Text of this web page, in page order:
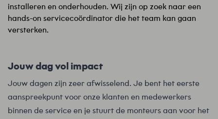
installeren en onderhouden. Wij zijn op zoek naar een
hands-on servicecoördinator die het team kan gaan
versterken.
Jouw dag vol impact
Jouw dagen zijn zeer afwisselend. Je bent het eerste
aanspreekpunt voor onze klanten en medewerkers
binnen de service en je stuurt de monteurs aan voor het